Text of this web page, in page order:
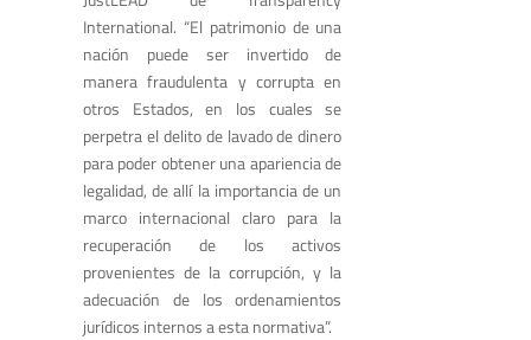
International. “El patrimonio de una
nación puede ser invertido de
manera fraudulenta y corrupta en
otros Estados, en los cuales se
perpetra el delito de lavado de dinero
para poder obtener una apariencia de
legalidad, de allí la importancia de un
marco internacional claro para la
recuperación de los activos
provenientes de la corrupción, y la
adecuación de los ordenamientos
jurídicos internos a esta normativa”.